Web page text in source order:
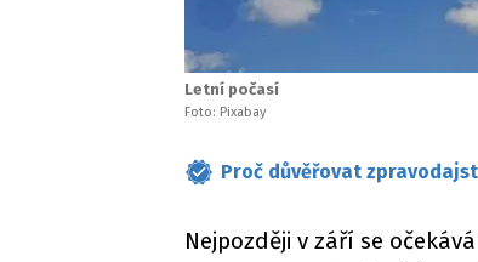
Letní počasí
Foto: Pixabay
Proč důvěřovat
Nejpozději v září se